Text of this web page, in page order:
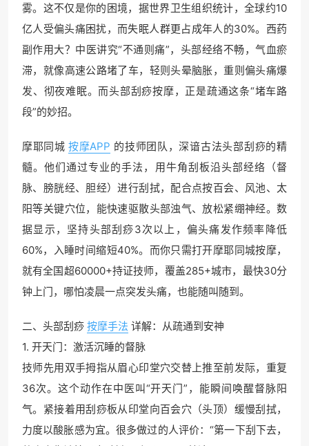
雾。这不仅是你的困境，据世界卫生组织统计，全球约10
亿人受偏头痛困扰，而失眠人群更占成年人的30%。西药
副作用大？中医讲究“不通则痛”，头部经络不畅，气血瘀
滞，就像高速公路堵了车，轻则头晕脑胀，重则偏头痛爆
发、彻夜难眠。而头部刮痧按摩，正是疏通这条“堵车路
段”的妙招。
摩耶同城 按摩APP 的技师团队，深谙古法头部刮痧的精
髓。他们通过专业的手法，用牛角刮板沿头部经络（督
脉、膀胱经、胆经）进行刮拭，配合点按百会、风池、太
阳等关键穴位，能快速驱散头部浊气、放松紧绷神经。数
据显示，坚持头部刮痧3次以上，偏头痛发作频率降低
60%，入睡时间缩短40%。而你只需打开摩耶同城按摩，
就有全国超60000+持证技师，覆盖285+城市，最快30分
钟上门，哪怕凌晨一点突发头痛，也能随叫随到。
二、头部刮痧 按摩手法 详解：从疏通到安神
1. 开天门：激活沉睡的督脉
技师先用双手拇指从眉心印堂穴交替上推至前发际，重复
36次。这个动作在中医叫“开天门”，能瞬间唤醒督脉阳
气。紧接着用刮痧板从印堂向百会穴（头顶）缓慢刮拭，
力度以酸胀感为宜。很多做过的人评价：“第一下刮下去，